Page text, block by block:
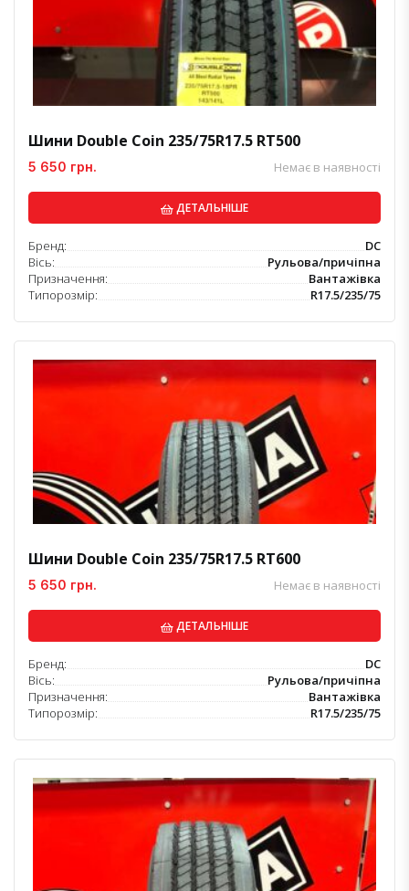
Шини Double Coin 235/75R17.5 RT500
Немає в наявності
5 650 грн.
ДЕТАЛЬНІШЕ
Бренд:
DC
Вісь:
Рульова/причіпна
Призначення:
Вантажівка
Типорозмір:
R17.5/235/75
Шини Double Coin 235/75R17.5 RT600
Немає в наявності
5 650 грн.
ДЕТАЛЬНІШЕ
Бренд:
DC
Вісь:
Рульова/причіпна
Призначення:
Вантажівка
Типорозмір:
R17.5/235/75